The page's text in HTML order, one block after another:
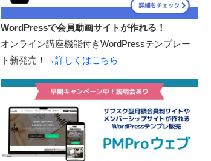
WordPressで会員動画サイトが作れる！
オンライン講座機能付きWordPressテンプレー
ト新発売！ →詳しくはこちら